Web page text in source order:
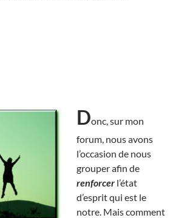
Donc, sur mon
forum, nous avons
l’occasion de nous
grouper afin de
renforcer l’état
d’esprit qui est le
notre. Mais comment